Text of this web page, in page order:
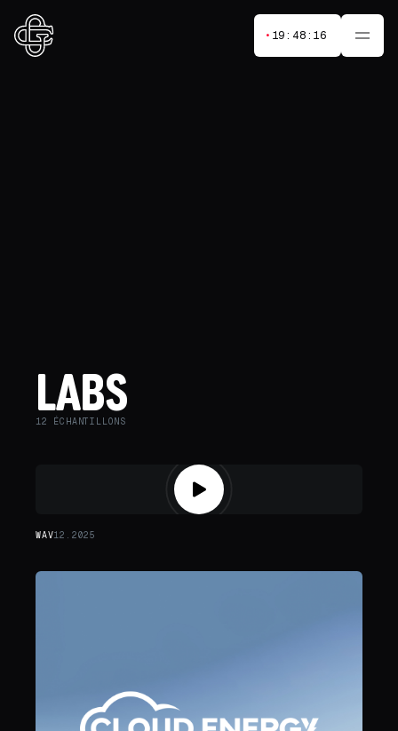
• 19:48:18
LABS
12 ÉCHANTILLONS
WAV12.2025